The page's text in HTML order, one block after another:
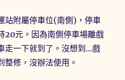
站附屬停車位(南側)，停車
20元。因為南側停車場離戲
走一下就到了。沒想到…戲
整修，沒辦法使用。